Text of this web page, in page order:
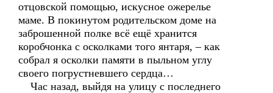
отцовской помощью, искусное ожерелье
маме. В покинутом родительском доме на
заброшенной полке всё ещё хранится
коробчонка с осколками того янтаря, – как
собрал я осколки памяти в пыльном углу
своего погрустневшего сердца…
Час назад, выйдя на улицу с последнего